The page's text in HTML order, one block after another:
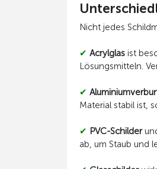
Nicht jedes
✔ Acrylglasist
Lösungsmitteln.
✔
Material stabil ist,
✔ PVC-Schilder
ab, um Staub und